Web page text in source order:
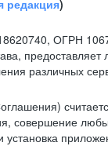
редакция)
ОГРН
различных
совершение